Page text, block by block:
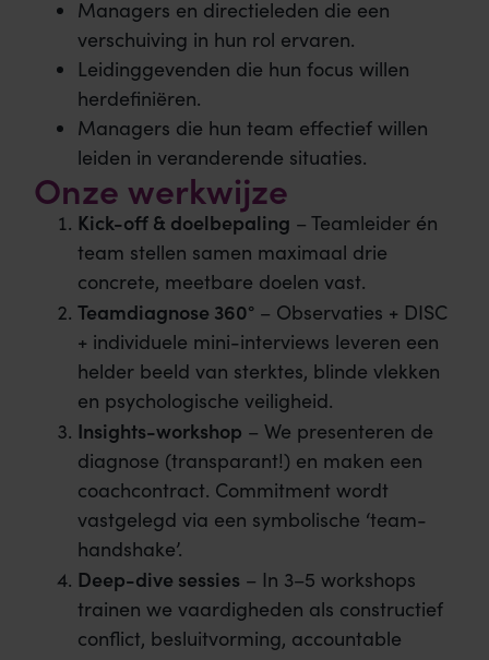
Managers en directieleden die een
verschuiving in hun rol ervaren.
Leidinggevenden die hun focus willen
herdefiniëren.
Managers die hun team effectief willen
leiden in veranderende situaties.
Onze werkwijze
Kick-off & doelbepaling – Teamleider én
team stellen samen maximaal drie
concrete, meetbare doelen vast.
Teamdiagnose 360° – Observaties + DISC
+ individuele mini-interviews leveren een
helder beeld van sterktes, blinde vlekken
en psychologische veiligheid.
Insights-workshop – We presenteren de
diagnose (transparant!) en maken een
coachcontract. Commitment wordt
vastgelegd via een symbolische ‘team-
handshake’.
Deep-dive sessies – In 3–5 workshops
trainen we vaardigheden als constructief
conflict, besluitvorming, accountable